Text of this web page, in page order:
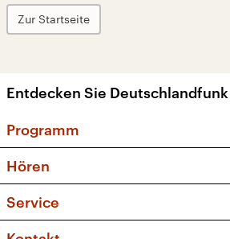
Zur Startseite
Entdecken Sie
Programm
Sendungen und Podcasts
Musikliste
Hören
Frequenzen (UKW + DAB+)
Service
FAQ